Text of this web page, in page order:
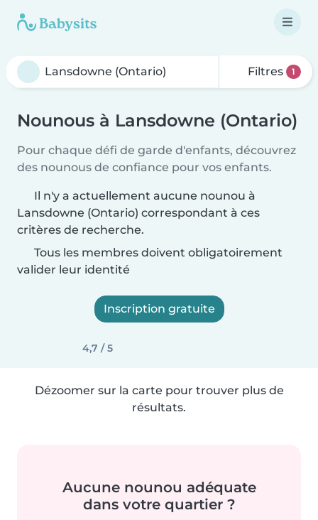
Filtres 1
Nounous à Lansdowne (Ontario)
Pour chaque défi de garde d'enfants, découvrez
des nounous de confiance pour vos enfants.
Il n'y a actuellement aucune nounou à
Lansdowne (Ontario) correspondant à ces
critères de recherche.
Tous les membres doivent obligatoirement
valider leur identité
Inscription gratuite
4,7 / 5
Dézoomer sur la carte pour trouver plus de
résultats.
Aucune nounou adéquate
dans votre quartier ?